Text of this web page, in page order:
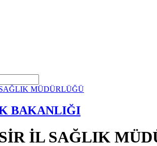
BAKANLIĞI
İL SAĞLIK